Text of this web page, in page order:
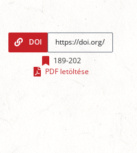
DOI
189-202
PDF letöltése